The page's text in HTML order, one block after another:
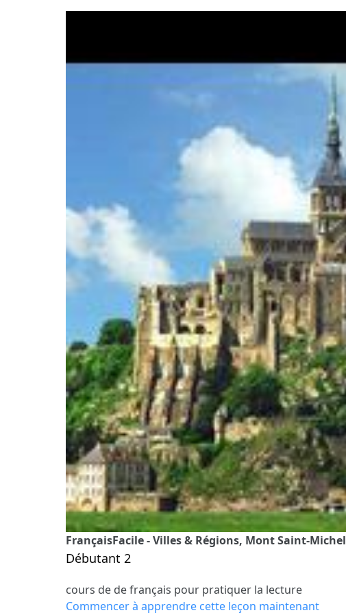
FrançaisFacile - Villes & Régions, Mont Saint-Michel
Débutant 2
cours de de français pour pratiquer la lecture
Commencer à apprendre cette leçon maintenant